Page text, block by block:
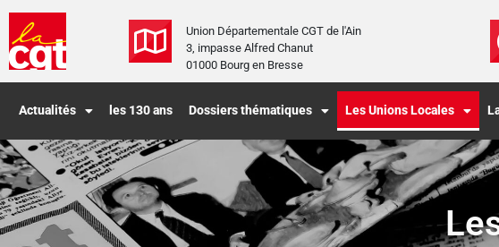
Union Départementale CGT de l'Ain
3, impasse Alfred Chanut
01000 Bourg en Bresse
Actualités les 130 ans Dossiers thématiques Les Unions Locales